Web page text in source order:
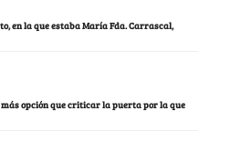
en la que estaba María Fda. Carrascal,
opción que criticar la puerta por la que